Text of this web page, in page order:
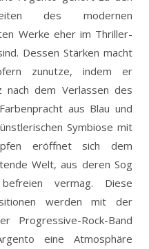
des modernen
Werke eher im Thriller-
Dessen Stärken macht
zunutze, indem er
dem Verlassen des
aus Blau und
Symbiose mit
eröffnet sich dem
Welt, aus deren Sog
vermag. Diese
werden mit der
Progressive-Rock-Band
eine Atmosphäre